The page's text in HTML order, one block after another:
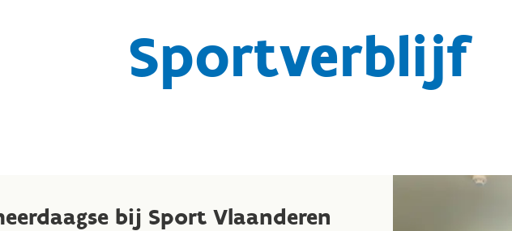
Sportverblijf
bij Sport Vlaanderen